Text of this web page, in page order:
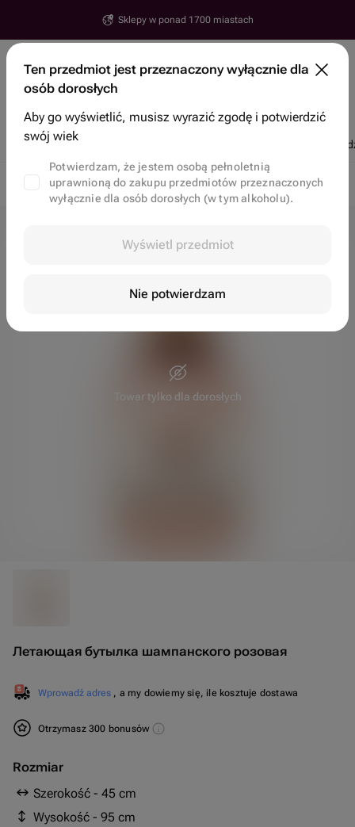
Sklepy w ponad 1700 miastach
Ulica, numer, miasto
Rabaty Popularne Truskawki w
Dostawa kwiatowa w Erywań Balony w Erywań
Летающая бутылка шампанского розовая
Wprowadź adres , a my dowiemy się, ile kosztuje dostawa
Otrzymasz 300 bonusów
Rozmiar
Szerokość - 45 cm
Wysokość - 95 cm
Towar tylko dla dorosłych
Ten przedmiot jest przeznaczony wyłącznie dla
osób dorosłych
Aby go wyświetlić, musisz wyrazić zgodę i potwierdzić
swój wiek
Potwierdzam, że jestem osobą pełnoletnią
uprawnioną do zakupu przedmiotów przeznaczonych
wyłącznie dla osób dorosłych (w tym alkoholu).
Nie potwierdzam
Wyświetl przedmiot